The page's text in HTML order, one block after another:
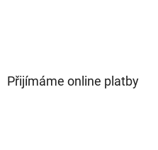
Přijímáme online platby